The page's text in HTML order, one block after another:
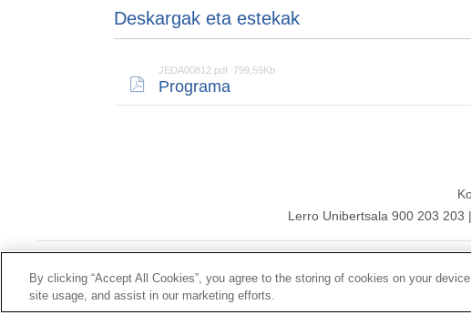
Deskargak eta estekak
JEDA00812.pdf 799,59Kb
Programa
Lerro Unibertsala 900 203 203 |
By clicking “Accept All Cookies”, you agree to the storing of cookies on your
site usage, and assist in our marketing efforts.